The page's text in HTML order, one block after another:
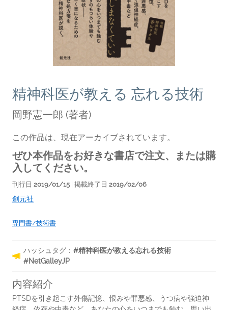
精神科医が教える 忘れる技術
岡野憲一郎 (著者)
この作品は、現在アーカイブされています。
ぜひ本作品をお好きな書店で注文、または購
入してください。
刊行日 2019/01/15 | 掲載終了日 2019/02/06
創元社
専門書/技術書
ハッシュタグ： #精神科医が教える忘れる技術
#NetGalleyJP
内容紹介
PTSDを引き起こす外傷記憶、恨みや罪悪感、うつ病や強迫神